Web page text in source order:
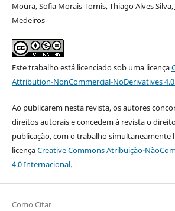
Moura, Sofia Morais Tornis, Thiago Alves Silva,
Medeiros
Este trabalho está licenciado sob uma licença
Attribution-NonCommercial-NoDerivatives
Ao publicarem nesta revista, os autores
direitos autorais e concedem à revista o
publicação, com o trabalho simultaneamente
licençaCreative Commons Atribuição-
4.0 Internacional.
Como Citar